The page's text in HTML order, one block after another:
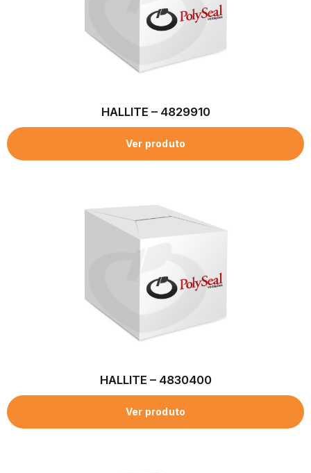
HALLITE – 4829910
Ver produto
HALLITE – 4830400
Ver produto